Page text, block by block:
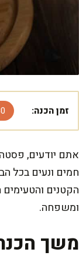
זמן הכנה:
אתם יודעים,
חמים ונעים בכל
הקטנים
ומשפחה.
משך